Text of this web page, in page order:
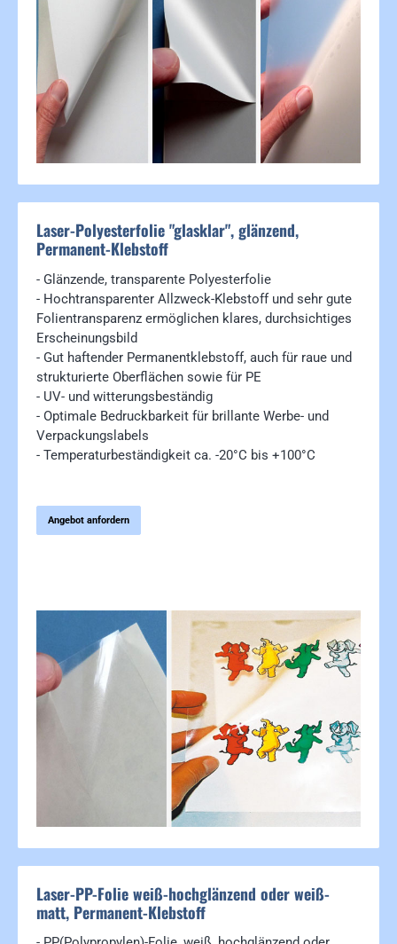
Laser-Polyesterfolie "glasklar", glänzend,
Permanent-Klebstoff
- Glänzende, transparente Polyesterfolie
- Hochtransparenter Allzweck-Klebstoff und sehr gute
Folientransparenz ermöglichen klares, durchsichtiges
Erscheinungsbild
- Gut haftender Permanentklebstoff, auch für raue und
strukturierte Oberflächen sowie für PE
- UV- und witterungsbeständig
- Optimale Bedruckbarkeit für brillante Werbe- und
Verpackungslabels
- Temperaturbeständigkeit ca. -20°C bis +100°C
Angebot anfordern
Laser-PP-Folie weiß-hochglänzend oder weiß-
matt, Permanent-Klebstoff